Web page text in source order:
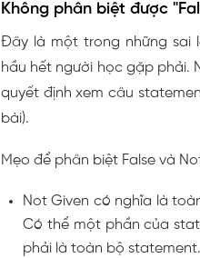
Không phân biệt được
Đây là một trong những sai
hầu hết người học gặp phải.
quyết định xem câu
bài).
Mẹo để phân biệt False và
Not Given có nghĩa là
Có thể một phần của
phải là toàn bộ